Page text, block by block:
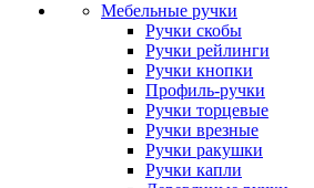
Мебельные ручки
Ручки скобы
Ручки рейлинги
Ручки кнопки
Профиль-ручки
Ручки торцевые
Ручки врезные
Ручки ракушки
Ручки капли